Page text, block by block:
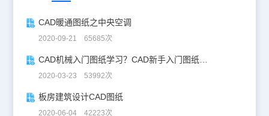
CAD暖通图纸之中央空调
2020-09-21 65685次
CAD机械入门图纸学习？CAD新手入门图纸练习
2020-03-23 53992次
板房建筑设计CAD图纸
2020-06-04 42223次